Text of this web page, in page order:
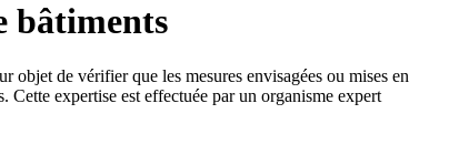
bâtiments
de vérifier que les mesures envisagées ou mises en
Cette expertise est effectuée par un organisme expert